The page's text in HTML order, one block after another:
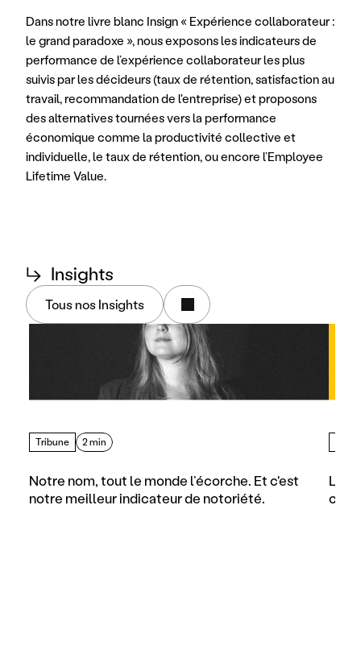
Dans notre livre blanc Insign « Expérience collaborateur :
le grand paradoxe », nous exposons les indicateurs de
performance de l’expérience collaborateur les plus
suivis par les décideurs (taux de rétention, satisfaction au
travail, recommandation de l'entreprise) et proposons
des alternatives tournées vers la performance
économique comme la productivité collective et
individuelle, le taux de rétention, ou encore l’Employee
Lifetime Value.
↳ Insights
Tous nos Insights
Tribune 2 min
Notre nom, tout le monde l’écorche. Et c'est
notre meilleur indicateur de notoriété.
Les